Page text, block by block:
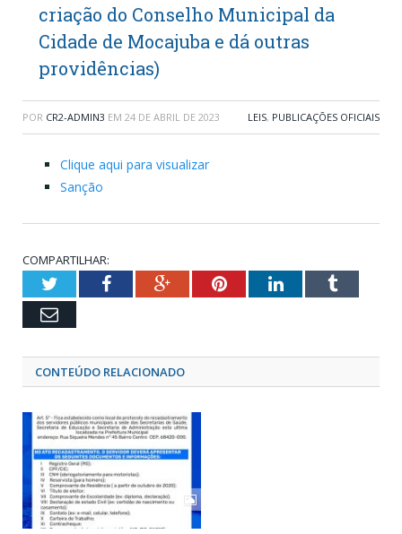
criação do Conselho Municipal da
Cidade de Mocajuba e dá outras
providências)
POR CR2-ADMIN3 EM 24 DE ABRIL DE 2023 LEIS, PUBLICAÇÕES OFICIAIS
Clique aqui para visualizar
Sanção
COMPARTILHAR:
TwitterFacebookGoogle+PinterestLinkedInTumblr
Email
CONTEÚDO RELACIONADO